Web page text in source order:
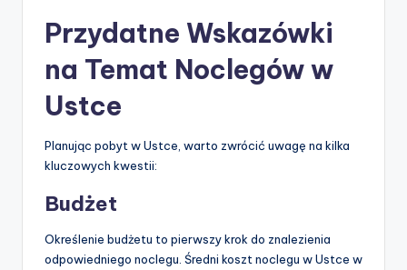
Przydatne Wskazówki
na Temat Noclegów w
Ustce
Planując pobyt w Ustce, warto zwrócić uwagę na kilka
kluczowych kwestii:
Budżet
Określenie budżetu to pierwszy krok do znalezienia
odpowiedniego noclegu. Średni koszt noclegu w Ustce w